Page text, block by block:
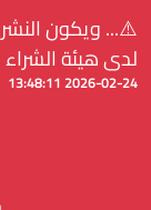
⚠️... ويكون النشر
لدى هيئة الشراء
2026-02-24 13:48:11